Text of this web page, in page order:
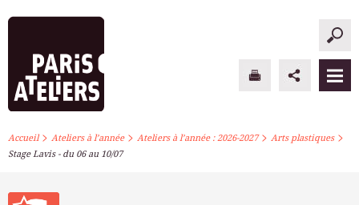
PARIS ATELIERS
Accueil> Ateliers à l’année> Ateliers à l’année : 2026-2027> Arts plastiques>
Stage Lavis - du 06 au 10/07